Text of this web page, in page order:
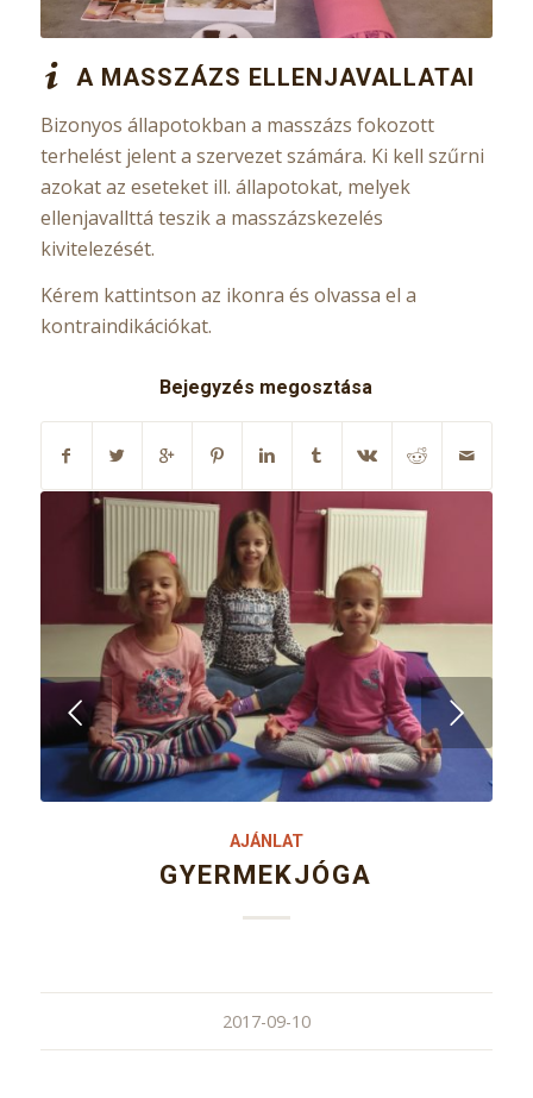
A MASSZÁZS ELLENJAVALLATAI
Bizonyos állapotokban a masszázs fokozott
terhelést jelent a szervezet számára. Ki kell szűrni
azokat az eseteket ill. állapotokat, melyek
ellenjavallttá teszik a masszázskezelés
kivitelezését.
Kérem kattintson az ikonra és olvassa el a
kontraindikációkat.
Bejegyzés megosztása
AJÁNLAT
GYERMEKJÓGA
2017-09-10
Következő